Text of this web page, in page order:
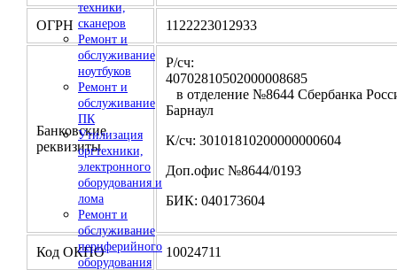
техники,
сканеров
Ремонт и
обслуживание
ноутбуков
Ремонт и
обслуживание
ПК
Утилизация
оргтехники,
электронного
оборудования и
лома
Ремонт и
обслуживание
периферийного
оборудования
ОГРН 1122223012933
Банковские
реквизиты
Р/сч:
в отделение №8644 Сбербанка
Барнаул
К/сч: 30101810200000000604
Доп.офис №8644/0193
БИК: 040173604
Код ОКПО 10024711